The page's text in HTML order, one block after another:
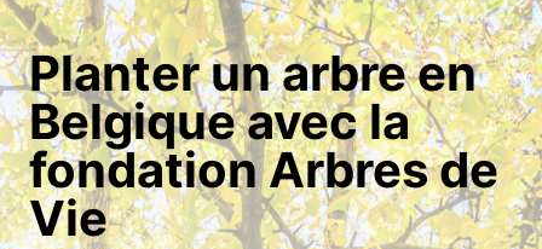
Planter un arbre en
Belgique avec la
fondation Arbres de
Vie